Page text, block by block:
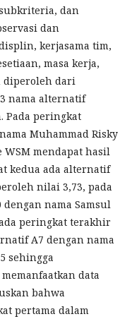
dan
dan
kerjasama tim,
masa kerja,
diperoleh dari
nama alternatif
Pada peringkat
Muhammad Risky
mendapat hasil
kedua ada alternatif
nilai 3,73, pada
nama Samsul
peringkat terakhir
A7 dengan nama
sehingga
data
bahwa
pertama dalam